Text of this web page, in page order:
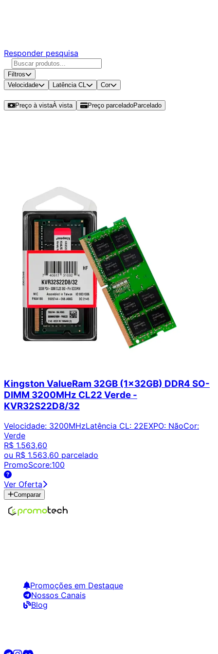
Responder pesquisa
Filtros
Velocidade
Latência CL Cor
Preço à vistaÀ vista Preço parceladoParcelado
Kingston ValueRam 32GB (1x32GB) DDR4 SO-
DIMM 3200MHz CL22 Verde -
KVR32S22D8/32
Velocidade: 3200MHzLatência CL: 22EXPO: NãoCor:
Verde
R$ 1.563,60
ou R$ 1.563,60 parcelado
PromoScore:100
Ver Oferta
Comparar
Promoções em Destaque
Nossos Canais
Blog